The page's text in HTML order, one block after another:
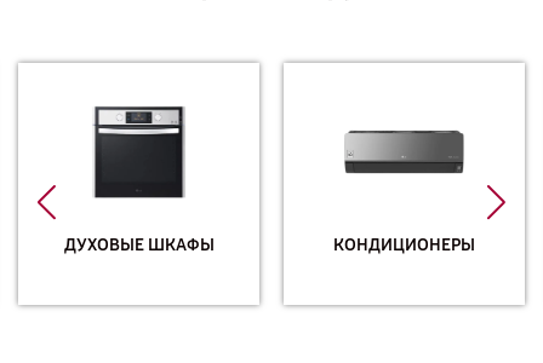
ДУХОВЫЕ ШКАФЫ КОНДИЦИОНЕРЫ